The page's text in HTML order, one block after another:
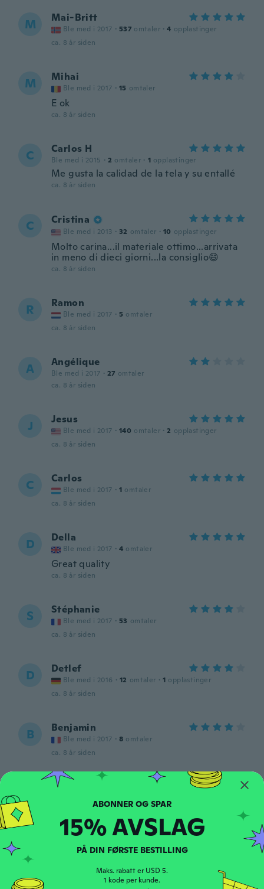
M Mai-Britt
Ble med i 2017 · 537 omtaler · 4 opplastinger
ca. 8 år siden
M Mihai
Ble med i 2017 · 15 omtaler
E ok
ca. 8 år siden
C Carlos H
Ble med i 2015 · 2 omtaler · 1 opplastinger
Me gusta la calidad de la tela y su entallé
ca. 8 år siden
C Cristina
Ble med i 2013 · 32 omtaler · 10 opplastinger
Molto carina...il materiale ottimo...arrivata
in meno di dieci giorni...la consiglio😄
ca. 8 år siden
R Ramon
Ble med i 2017 · 5 omtaler
ca. 8 år siden
A Angélique
Ble med i 2017 · 27 omtaler
ca. 8 år siden
J Jesus
Ble med i 2017 · 140 omtaler · 2 opplastinger
ca. 8 år siden
C Carlos
Ble med i 2017 · 1 omtaler
ca. 8 år siden
D Della
Ble med i 2017 · 4 omtaler
Great quality
ca. 8 år siden
S Stéphanie
Ble med i 2017 · 53 omtaler
ca. 8 år siden
D Detlef
Ble med i 2016 · 12 omtaler · 1 opplastinger
ca. 8 år siden
B Benjamin
Ble med i 2017 · 8 omtaler
ca. 8 år siden
Ľubomír
A Anselmo
15% AVSLAG
PÅ DIN FØRSTE BESTILLING
Maks. rabatt er USD 5.
1 kode per kunde.